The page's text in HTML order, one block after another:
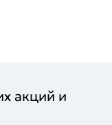
акций и